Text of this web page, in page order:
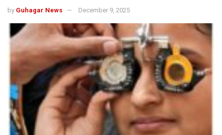
by Guhagar News December 9, 2025